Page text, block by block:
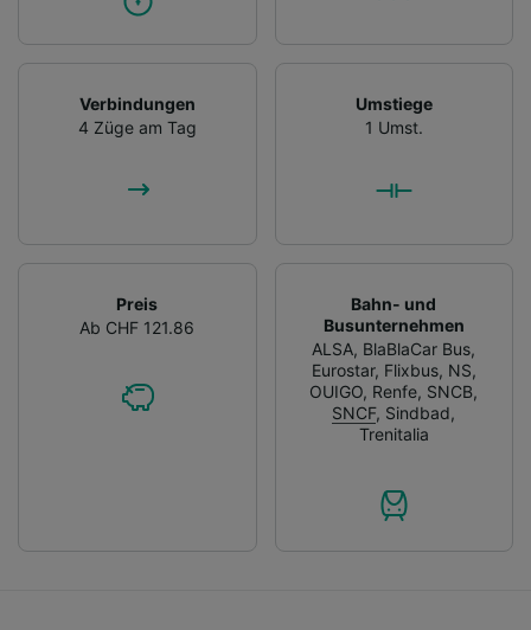
Verbindungen
4 Züge am Tag
Umstiege
1 Umst.
Preis
Ab CHF 121.86
Bahn- und
Busunternehmen
ALSA, BlaBlaCar Bus,
Eurostar, Flixbus, NS,
OUIGO, Renfe, SNCB,
SNCF, Sindbad,
Trenitalia